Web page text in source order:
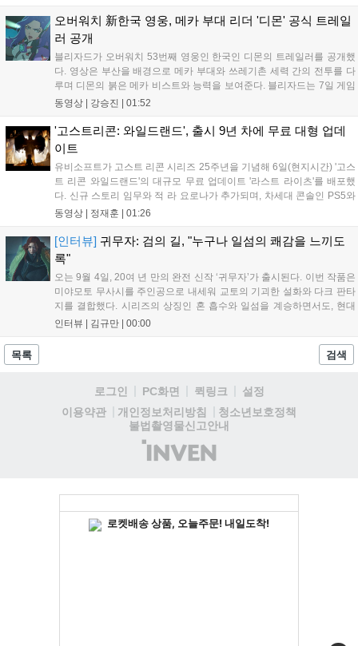
통해 밀도 높은 공포를 선사한다....
오버워치 新한국 영웅, 메카 부대 리더 '디몬' 공식 트레일
러 공개
블리자드가 오버워치 53번째 영웅인 한국인 디몬의 트레일러를 공개했
다. 영상은 부산을 배경으로 메카 부대와 쓰레기촌 세력 간의 전투를 다
루며 디몬의 붉은 메카 비스트와 능력을 보여준다. 블리자드는 7일 게임
플레이 영상 공개를 시작으로 10일 시즌4 트레일러를 선보이며, 11일 시
론의 대립이 본격화될 전망이다....
동영상 | 강승진 01:52
'고스트리콘: 와일드랜드', 출시 9년 차에 무료 대형 업데
이트
유비소프트가 고스트 리콘 시리즈 25주년을 기념해 6일(현지시간) '고스
트 리콘 와일드랜드'의 대규모 무료 업데이트 '라스트 라이츠'를 배포했
다. 신규 스토리 임무와 적 라 요로나가 추가되며, 차세대 콘솔인 PS5와
Xbox Series X|S에서 4K 60FPS를 지원한다. 또한 편의성 개선과 함께
리를 제공한다....
동영상 | 정재훈 01:26
[인터뷰] 귀무자: 검의 길, "누구나 일섬의 쾌감을 느끼도
록"
오는 9월 4일, 20여 년 만의 완전 신작 ‘귀무자’가 출시된다. 이번 작품은
미야모토 무사시를 주인공으로 내세워 교토의 기괴한 설화와 다크 판타
지를 결합했다. 시리즈의 상징인 혼 흡수와 일섬을 계승하면서도, 현대
적인 검극 액션과 '무너뜨리기 일섬'을 더해 전투의 깊이를 더했다. 개발
하고자 했으며, 실제 검술 전문가의 모션 캡처를 통해 리얼리티를 극대
화했다. 세계관을 새롭게 재구성한 이번 신작은 기존 시리즈와 설정은
시리즈 팬과 신규 이용자 모두에게 새로운 재미를 선사할 예정이다....
인터뷰 | 김규만 00:00
목록 검색
로그인 PC화면 퀵링크
설정
이용약관
개인정보처리방침
청소년보호정책
불법촬영물신고안내
(주)
인